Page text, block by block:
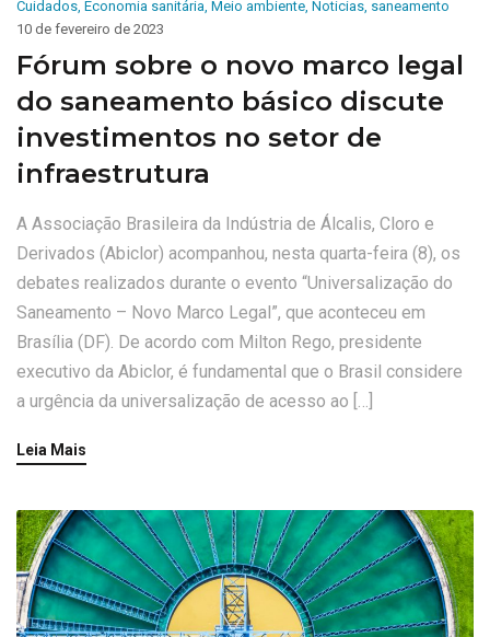
Cuidados, Economia sanitária, Meio ambiente, Noticias, saneamento
10 de fevereiro de 2023
Fórum sobre o novo marco legal
do saneamento básico discute
investimentos no setor de
infraestrutura
A Associação Brasileira da Indústria de Álcalis, Cloro e
Derivados (Abiclor) acompanhou, nesta quarta-feira (8), os
debates realizados durante o evento “Universalização do
Saneamento – Novo Marco Legal”, que aconteceu em
Brasília (DF). De acordo com Milton Rego, presidente
executivo da Abiclor, é fundamental que o Brasil considere
a urgência da universalização de acesso ao […]
Leia Mais